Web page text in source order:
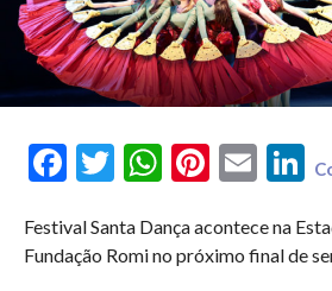
FacebookTwitterWhatsAppPinterest
Email
Festival Santa Dança acontece na
Fundação Romi no próximo final de